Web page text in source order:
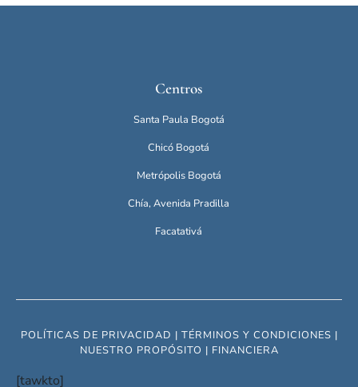
Centros
Santa Paula Bogotá
Chicó Bogotá
Metrópolis Bogotá
Chía, Avenida Pradilla
Facatativá
POLÍTICAS DE PRIVACIDAD | TÉRMINOS Y CONDICIONES |
NUESTRO PROPÓSITO | FINANCIERA
[tawkto]